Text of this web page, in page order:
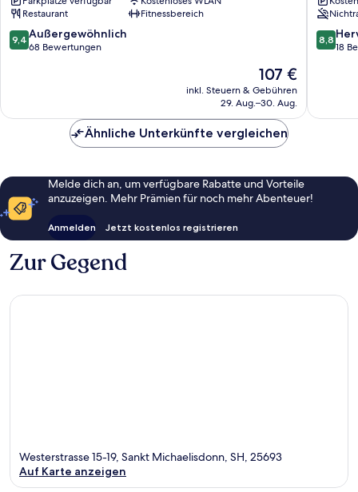
Sankt
Michaelisdonn
Restaurant
Fitnessbereich
9.4
von
9,4 Außergewöhnlich
68 Bewertungen
Der
Preis
beträgt
107 €
inkl. Steuern & Gebühren
29. Aug.–30. Aug.
Sankt
8.8
von
8,8
18
Ähnliche Unterkünfte vergleichen
Melde dich an, um verfügbare Rabatte und Vorteile
anzuzeigen. Mehr Prämien für noch mehr Abenteuer!
Anmelden Jetzt kostenlos registrieren
Zur Gegend
Westerstrasse 15-19, Sankt Michaelisdonn, SH, 25693
Auf Karte anzeigen